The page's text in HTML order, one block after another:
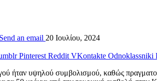
Send an email 20 Ιουλίου, 2024
Pinterest Reddit VKontakte Odnoklassniki
ήταν υψηλού συμβολισμού, καθώς